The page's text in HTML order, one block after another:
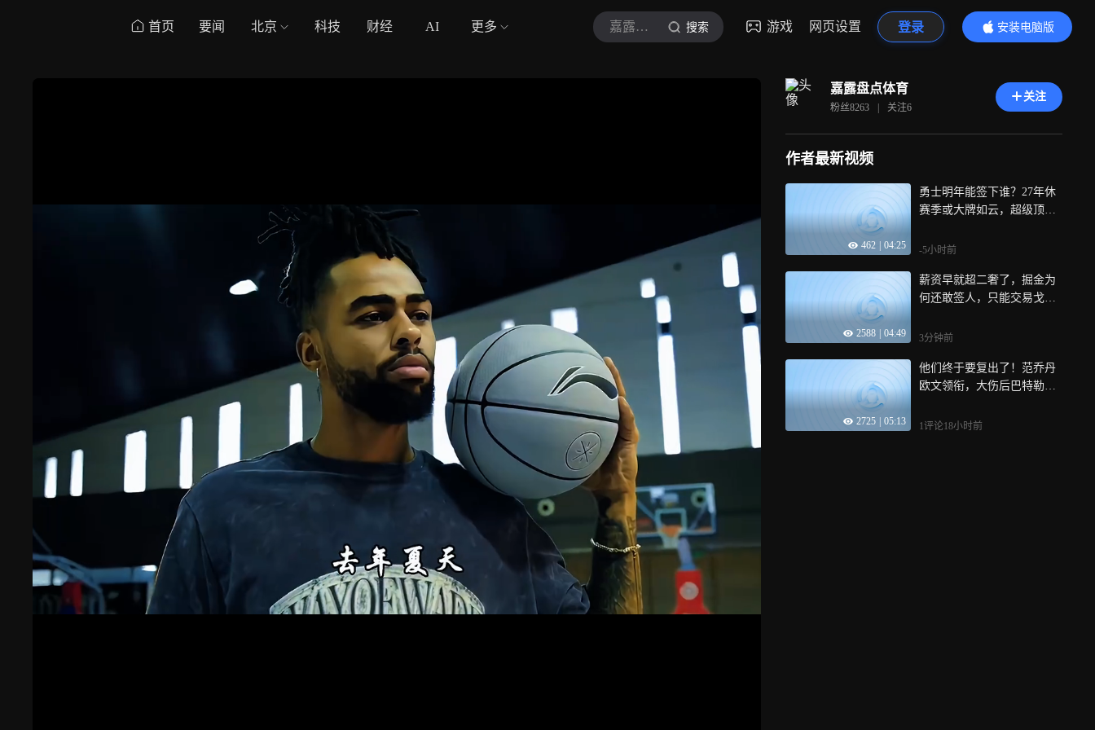
首页 要闻 北京 科技 财经 AI 更多 嘉露盘点体育 搜索 游戏 网页设置 登录
安装电脑版
内容更精彩
嘉露盘点体育
粉丝8263 | 关注6
关注
作者最新视频
462 04:25
勇士明年能签下谁？27年休
赛季或大牌如云，超级顶薪
-5小时前
2588 04:49
薪资早就超二奢了，掘金为
何还敢签人，只能交易戈登
3分钟前
2725 05:13
他们终于要复出了！范乔丹
欧文领衔，大伤后巴特勒还
1评论18小时前